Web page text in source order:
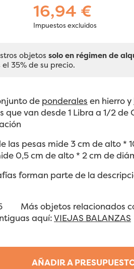
AÑADIR A
16,94 €
Impuestos excluidos
objetos solo en régimen de
35% de su precio.
de ponderales en hierro y
que van desde 1 Libra a 1/2 de
las pesas mide 3 cm de alto *
0,5 cm de alto * 2 cm de
forman parte de la
Más objetos relacionados
aquí:VIEJAS BALANZAS